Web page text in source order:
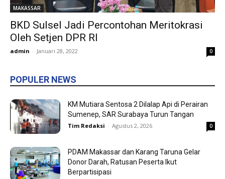
MAKASSAR
BKD Sulsel Jadi Percontohan Meritokrasi
Oleh Setjen DPR RI
admin - Januari 28, 2022 0
POPULER NEWS
KM Mutiara Sentosa 2 Dilalap Api di Perairan
Sumenep, SAR Surabaya Turun Tangan
Tim Redaksi - Agustus 2, 2026 0
PDAM Makassar dan Karang Taruna Gelar
Donor Darah, Ratusan Peserta Ikut
Berpartisipasi